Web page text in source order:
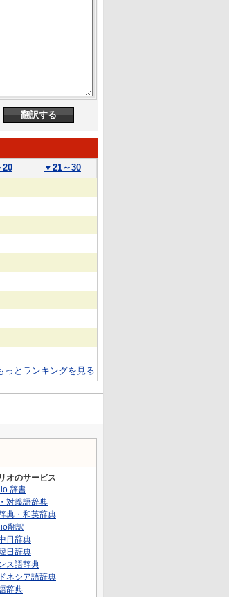
20 ▼ 21～30
っとランキングを見る
オのサービス
辞書
対義語辞典
典・和英辞典
翻訳
日辞典
日辞典
ス語辞典
ネシア語辞典
辞典